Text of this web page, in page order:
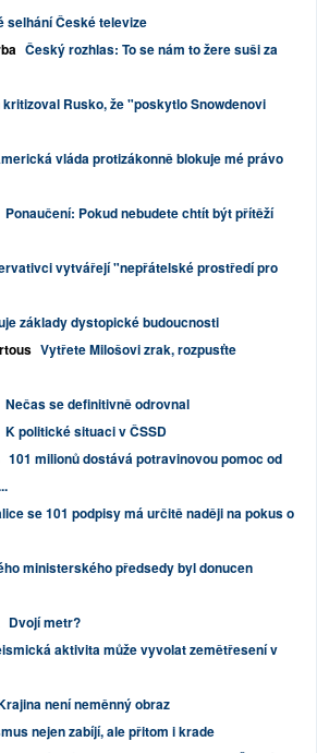
selhání České televize
Český rozhlas: To se nám to žere suši za
kritizoval Rusko, že "poskytlo Snowdenovi
vláda protizákonně blokuje mé právo
Ponaučení: Pokud nebudete chtít být přítěží
vytvářejí "nepřátelské prostředí pro
základy dystopické budoucnosti
Vytřete Milošovi zrak, rozpusťte
Nečas se definitivně odrovnal
K politické situaci v ČSSD
101 milionů dostává potravinovou pomoc od
se 101 podpisy má určitě naději na pokus o
ministerského předsedy byl donucen
Dvojí metr?
aktivita může vyvolat zemětřesení v
není neměnný obraz
nejen zabíjí, ale přitom i krade